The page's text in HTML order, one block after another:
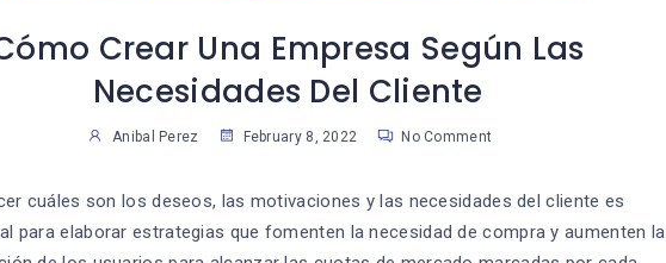
Crear Una Empresa Según Las
Necesidades Del Cliente
Anibal Perez February 8, 2022 No Comment
cuáles son los deseos, las motivaciones y las necesidades del cliente es
para elaborar estrategias que fomenten la necesidad de compra y aumenten la